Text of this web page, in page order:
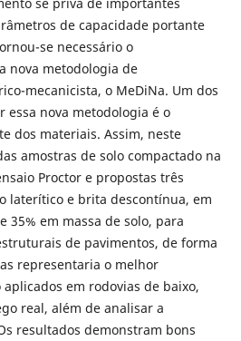
de capacidade portante
se necessário o
nova metodologia de
mecanicista, o MeDiNa. Um dos
essa nova metodologia é o
dos materiais. Assim, neste
amostras de solo compactado na
Proctor e propostas três
laterítico e brita descontínua, em
35% em massa de solo, para
de pavimentos, de forma
representaria o melhor
em rodovias de baixo,
real, além de analisar a
resultados demonstram bons